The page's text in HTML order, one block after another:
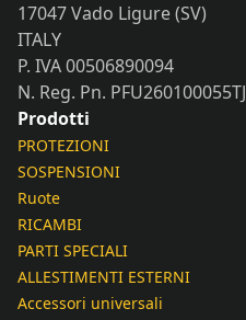
17047 Vado Ligure (SV)
ITALY
P. IVA 00506890094
N. Reg. Pn. PFU260100055TJ
Prodotti
PROTEZIONI
SOSPENSIONI
Ruote
RICAMBI
PARTI SPECIALI
ALLESTIMENTI ESTERNI
Accessori universali